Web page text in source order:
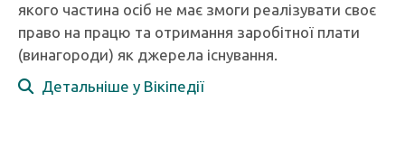
якого частина осіб не має змоги реалізувати своє
право на працю та отримання заробітної плати
(винагороди) як джерела існування.
Детальніше у Вікіпедії